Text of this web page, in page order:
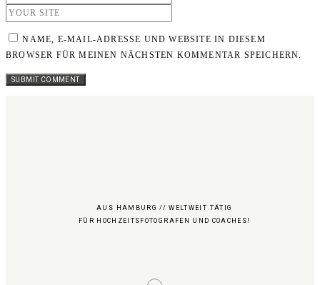
NAME, E-MAIL-ADRESSE UND WEBSITE IN DIESEM
BROWSER FÜR MEINEN NÄCHSTEN KOMMENTAR SPEICHERN.
AUS HAMBURG // WELTWEIT TÄTIG
FÜR HOCHZEITSFOTOGRAFEN UND COACHES!